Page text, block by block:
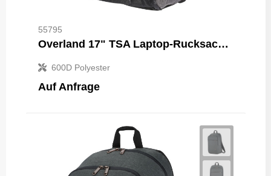
55795
Overland 17" TSA Laptop-Rucksack 18L
600D Polyester
Auf Anfrage